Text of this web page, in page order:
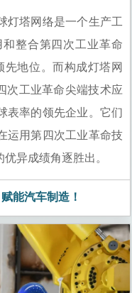
资金通过个
经济而言，小
灯塔网络是一个生产工
整合第四次工业革命
先地位。而构成灯塔网
次工业革命尖端技术应
表率的领先企业。它们
运用第四次工业革命技
异成绩角逐胜出。
能汽车制造！